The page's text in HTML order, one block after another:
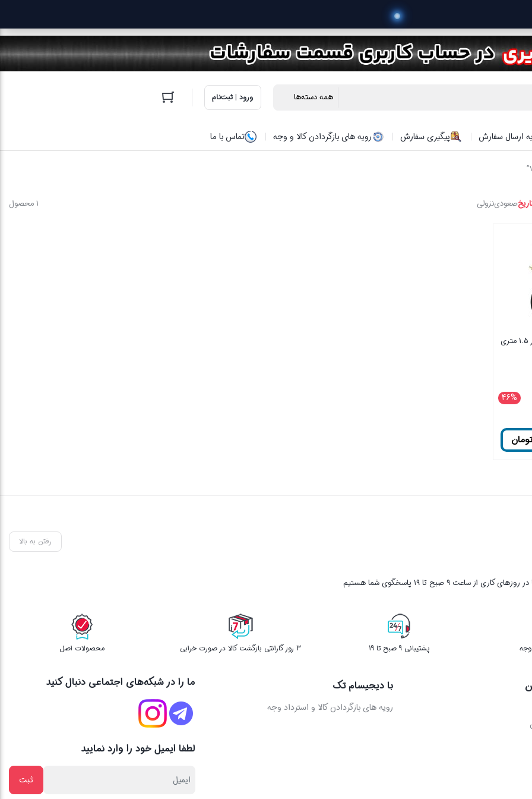
ورود | ثبت‌نام
ارسال سفارش پیگیری سفارش رویه های بازگردادن کالا و وجه تماس با ما
1 محصول صعودینزولی
کابل 3 به 3 صدا و تصویر 1.5 متری
46%
تومان
رفتن به بالا
روزهای کاری از ساعت ۹ صبح تا ۱۹ پاسخگوی شما هستیم
پشتیبانی 9 صبح تا 19 3 روز گارانتی بازگشت کالا در صورت خرابی محصولات اصل
با دیجیسام تک
رویه های بازگردادن کالا و استرداد وجه
ما را در شبکه‌های اجتماعی دنبال کنید
لطفا ایمیل خود را وارد نمایید